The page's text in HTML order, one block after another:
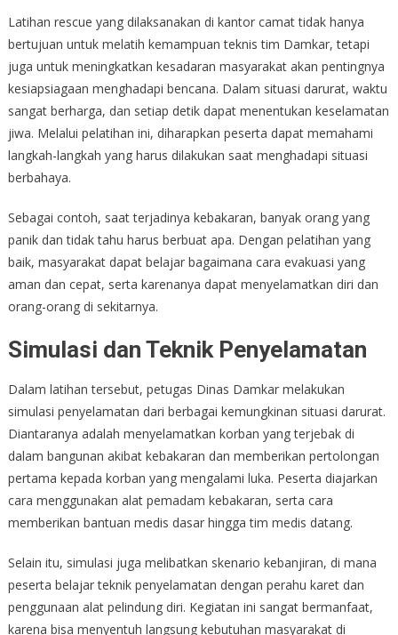
Latihan rescue yang dilaksanakan di kantor camat tidak hanya
bertujuan untuk melatih kemampuan teknis tim Damkar, tetapi
juga untuk meningkatkan kesadaran masyarakat akan pentingnya
kesiapsiagaan menghadapi bencana. Dalam situasi darurat, waktu
sangat berharga, dan setiap detik dapat menentukan keselamatan
jiwa. Melalui pelatihan ini, diharapkan peserta dapat memahami
langkah-langkah yang harus dilakukan saat menghadapi situasi
berbahaya.
Sebagai contoh, saat terjadinya kebakaran, banyak orang yang
panik dan tidak tahu harus berbuat apa. Dengan pelatihan yang
baik, masyarakat dapat belajar bagaimana cara evakuasi yang
aman dan cepat, serta karenanya dapat menyelamatkan diri dan
orang-orang di sekitarnya.
Simulasi dan Teknik Penyelamatan
Dalam latihan tersebut, petugas Dinas Damkar melakukan
simulasi penyelamatan dari berbagai kemungkinan situasi darurat.
Diantaranya adalah menyelamatkan korban yang terjebak di
dalam bangunan akibat kebakaran dan memberikan pertolongan
pertama kepada korban yang mengalami luka. Peserta diajarkan
cara menggunakan alat pemadam kebakaran, serta cara
memberikan bantuan medis dasar hingga tim medis datang.
Selain itu, simulasi juga melibatkan skenario kebanjiran, di mana
peserta belajar teknik penyelamatan dengan perahu karet dan
penggunaan alat pelindung diri. Kegiatan ini sangat bermanfaat,
karena bisa menyentuh langsung kebutuhan masyarakat di